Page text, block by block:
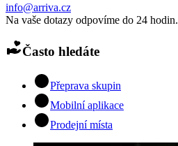
info@arriva.cz
Na vaše dotazy odpovíme do 24 hodin.
Často hledáte
Přeprava skupin
Mobilní aplikace
Prodejní místa